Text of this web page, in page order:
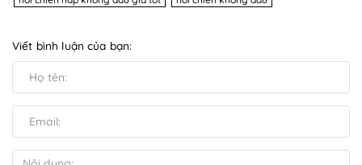
Viết bình luận của bạn: